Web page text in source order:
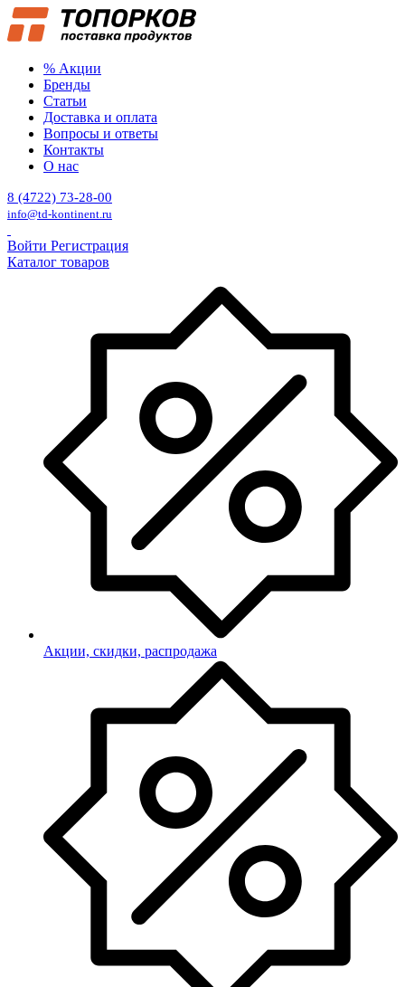
% Акции
Бренды
Статьи
Доставка и оплата
Вопросы и ответы
Контакты
О нас
8 (4722) 73-28-00
info@td-kontinent.ru
Войти Регистрация
Каталог товаров
Акции, скидки, распродажа